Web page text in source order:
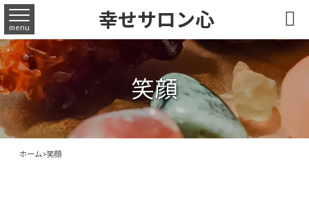
幸せサロン心
menu 
笑顔
ホーム>笑顔